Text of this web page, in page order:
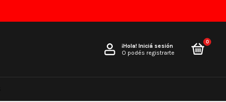
¡Hola! Iniciá sesión
O podés registrarte
0